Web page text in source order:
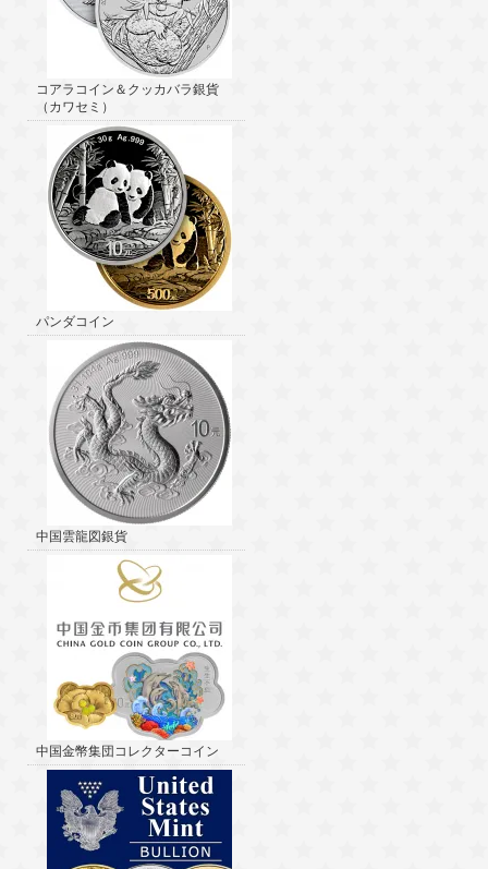
コアラコイン＆クッカバラ銀貨
（カワセミ）
パンダコイン
中国雲龍図銀貨
中国金幣集団コレクターコイン